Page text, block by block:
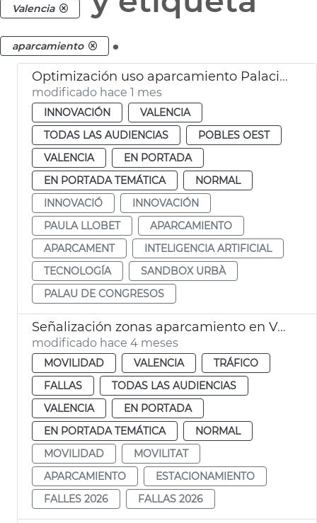
Valencia
aparcamiento .
Optimización uso aparcamiento Palacio de Congresos por el Sandbox Urbà
modificado hace 1 mes
INNOVACIÓN
VALENCIA
TODAS LAS AUDIENCIAS
POBLES OEST
VALENCIA
EN PORTADA
EN PORTADA TEMÁTICA
NORMAL
INNOVACIÓ
INNOVACIÓN
PAULA LLOBET
APARCAMIENTO
APARCAMENT
INTELIGENCIA ARTIFICIAL
TECNOLOGÍA
SANDBOX URBÀ
PALAU DE CONGRESOS
Señalización zonas aparcamiento en València para las Fallas 2026
modificado hace 4 meses
MOVILIDAD VALENCIA
TRÁFICO
FALLAS
TODAS LAS AUDIENCIAS
VALENCIA
EN PORTADA
EN PORTADA TEMÁTICA
NORMAL
MOVILIDAD
MOVILITAT
APARCAMIENTO
ESTACIONAMIENTO
FALLES 2026
FALLAS 2026